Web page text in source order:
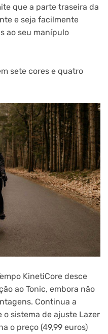
que a parte traseira da
e seja facilmente
ao seu manípulo
sete cores e quatro
KinetiCore desce
ao Tonic, embora não
Continua a
o sistema de ajuste Lazer
o preço (49,99 euros)